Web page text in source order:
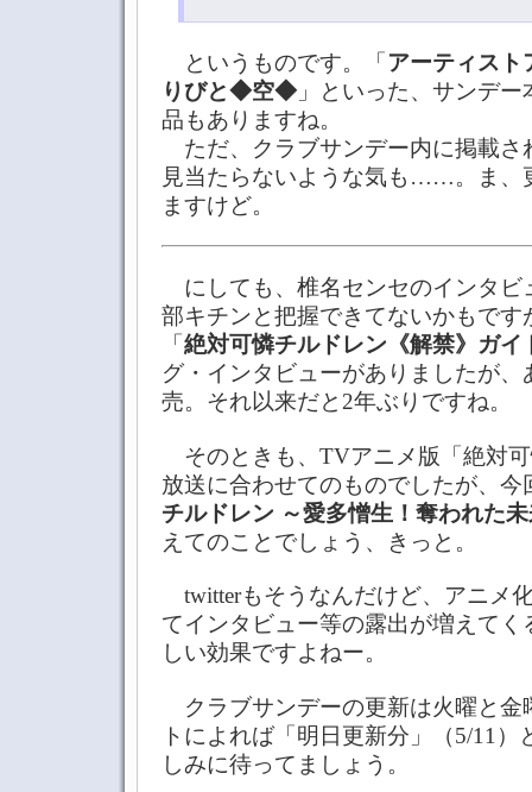
というものです。「アーティスト
りびと◆空◆ 」といった、サンデ
品もありますね。
ただ、クラブサンデー内に掲載さ
見当たらないような気も……。ま、
ますけど。
にしても、椎名センセのインタビ
部キチンと把握できてないかもです
「 絶対可憐チルドレン《解禁》ガイ
グ・インタビューがありましたが、
売。それ以来だと2年ぶりですね。
そのときも、TVアニメ版「絶対
放送に合わせてのものでしたが、今
チルドレン ～愛多憎生！奪われた
えてのことでしょう、きっと。
twitterもそうなんだけど、アニメ
てインタビュー等の露出が増えてく
しい効果ですよねー。
クラブサンデーの更新は火曜と金
トによれば「明日更新分」（5/11）
しみに待ってましょう。